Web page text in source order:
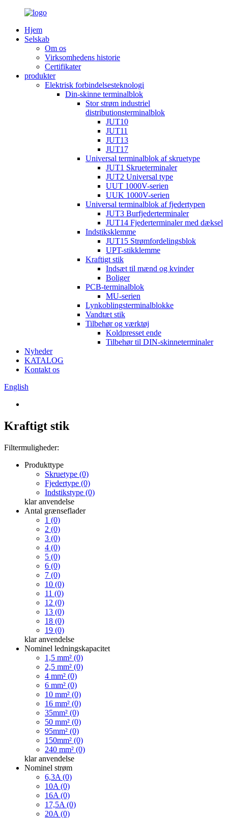
Hjem
Selskab
Om os
Virksomhedens historie
Certifikater
produkter
Elektrisk forbindelsesteknologi
Din-skinne terminalblok
Stor strøm industriel
distributionsterminalblok
JUT10
JUT11
JUT13
JUT17
Universal terminalblok af skruetype
JUT1 Skrueterminaler
JUT2 Universal type
UUT 1000V-serien
UUK 1000V-serien
Universal terminalblok af fjedertypen
JUT3 Burfjederterminaler
JUT14 Fjederterminaler med dæksel
Indstiksklemme
JUT15 Strømfordelingsblok
UPT-stikklemme
Kraftigt stik
Indsæt til mænd og kvinder
Boliger
PCB-terminalblok
MU-serien
Lynkoblingsterminalblokke
Vandtæt stik
Tilbehør og værktøj
Koldpresset ende
Tilbehør til DIN-skinneterminaler
Nyheder
KATALOG
Kontakt os
English
Kraftigt stik
Filtermuligheder:
Produkttype
Skruetype (0)
Fjedertype (0)
Indstikstype (0)
klar anvendelse
Antal grænseflader
1 (0)
2 (0)
3 (0)
4 (0)
5 (0)
6 (0)
7 (0)
10 (0)
11 (0)
12 (0)
13 (0)
18 (0)
19 (0)
klar anvendelse
Nominel ledningskapacitet
1,5 mm² (0)
2,5 mm² (0)
4 mm² (0)
6 mm² (0)
10 mm² (0)
16 mm² (0)
35mm² (0)
50 mm² (0)
95mm² (0)
150mm² (0)
240 mm² (0)
klar anvendelse
Nominel strøm
6,3A (0)
10A (0)
16A (0)
17,5A (0)
20A (0)